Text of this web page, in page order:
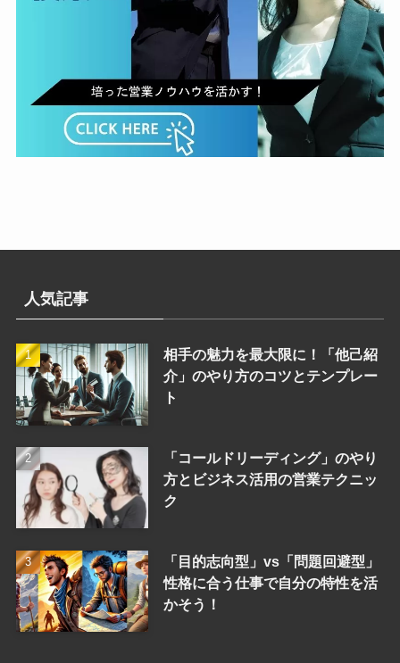
人気記事
相手の魅力を最大限に！「他己紹
介」のやり方のコツとテンプレー
ト
「コールドリーディング」のやり
方とビジネス活用の営業テクニッ
ク
「目的志向型」vs「問題回避型」
性格に合う仕事で自分の特性を活
かそう！